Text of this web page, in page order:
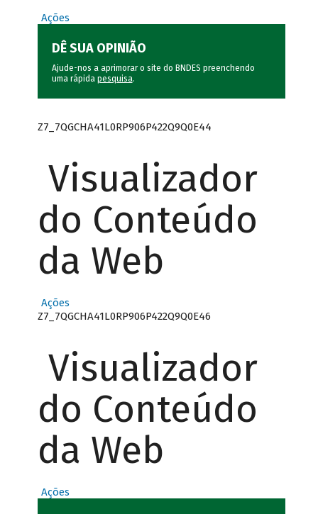
Ações
DÊ SUA OPINIÃO
Ajude-nos a aprimorar o site do BNDES preenchendo
uma rápida pesquisa.
Z7_7QGCHA41L0RP906P422Q9Q0E44
Visualizador
do Conteúdo
da Web
Ações
Z7_7QGCHA41L0RP906P422Q9Q0E46
Visualizador
do Conteúdo
da Web
Ações